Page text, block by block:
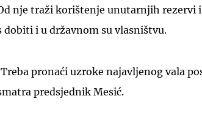
nje traži korištenje unutarnjih rezervi
dobiti i u državnom su vlasništvu.
pronaći uzroke najavljenog vala
predsjednik Mesić.